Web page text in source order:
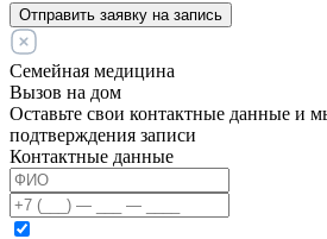
Отправить заявку на запись
Семейная медицина
Вызов на дом
Оставьте свои контактные данные и
подтверждения записи
Контактные данные